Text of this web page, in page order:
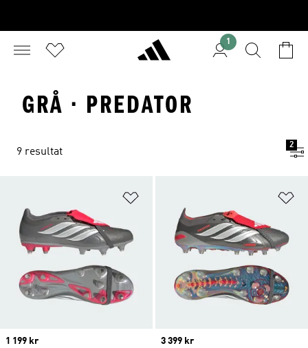
1
GRÅ · PREDATOR
9 resultat
2
Price
1 199 kr
Price
3 399 kr